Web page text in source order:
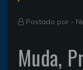
Postado por -
Muda,